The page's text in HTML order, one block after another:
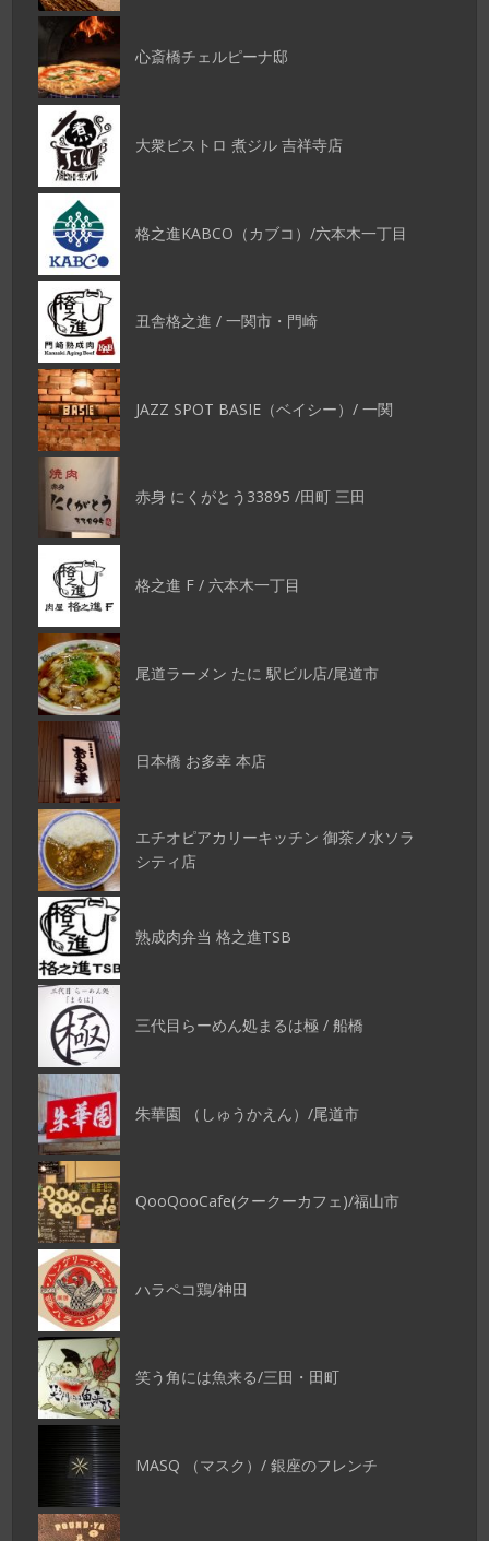
心斎橋チェルピーナ邸
大衆ビストロ 煮ジル 吉祥寺店
格之進KABCO（カブコ）/六本木一丁目
丑舎格之進 / 一関市・門崎
JAZZ SPOT BASIE（ベイシー）/ 一関
赤身 にくがとう33895 /田町 三田
格之進 F / 六本木一丁目
尾道ラーメン たに 駅ビル店/尾道市
日本橋 お多幸 本店
エチオピアカリーキッチン 御茶ノ水ソラ
シティ店
熟成肉弁当 格之進TSB
三代目らーめん処まるは極 / 船橋
朱華園 （しゅうかえん）/尾道市
QooQooCafe(クークーカフェ)/福山市
ハラペコ鶏/神田
笑う角には魚来る/三田・田町
MASQ （マスク）/ 銀座のフレンチ